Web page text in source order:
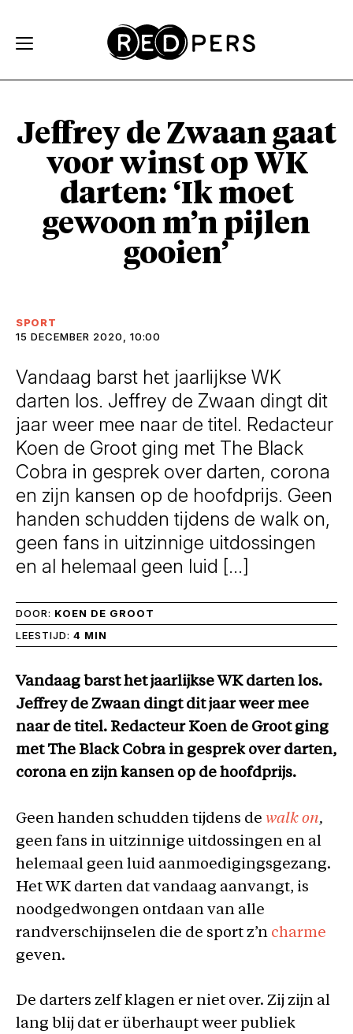
Jeffrey de Zwaan gaat
voor winst op WK
darten: ‘Ik moet
gewoon m’n pijlen
gooien’
SPORT
15 DECEMBER 2020, 10:00
Vandaag barst het jaarlijkse WK
darten los. Jeffrey de Zwaan dingt dit
jaar weer mee naar de titel. Redacteur
Koen de Groot ging met The Black
Cobra in gesprek over darten, corona
en zijn kansen op de hoofdprijs. Geen
handen schudden tijdens de walk on,
geen fans in uitzinnige uitdossingen
en al helemaal geen luid […]
DOOR: KOEN DE GROOT
LEESTIJD: 4 MIN
Vandaag barst het jaarlijkse WK darten los.
Jeffrey de Zwaan dingt dit jaar weer mee
naar de titel. Redacteur Koen de Groot ging
met The Black Cobra in gesprek over darten,
corona en zijn kansen op de hoofdprijs.
Geen handen schudden tijdens de walk on,
geen fans in uitzinnige uitdossingen en al
helemaal geen luid aanmoedigingsgezang.
Het WK darten dat vandaag aanvangt, is
noodgedwongen ontdaan van alle
randverschijnselen die de sport z’n charme
geven.
De darters zelf klagen er niet over. Zij zijn al
lang blij dat er überhaupt weer publiek